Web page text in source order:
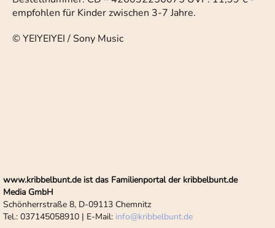
empfohlen für Kinder zwischen 3-7 Jahre.
© YEIYEIYEI / Sony Music
www.kribbelbunt.de ist das Familienportal der kribbelbunt.de
Media GmbH
Schönherrstraße 8, D-09113 Chemnitz
Tel.: 037145058910 | E-Mail: info@kribbelbunt.de